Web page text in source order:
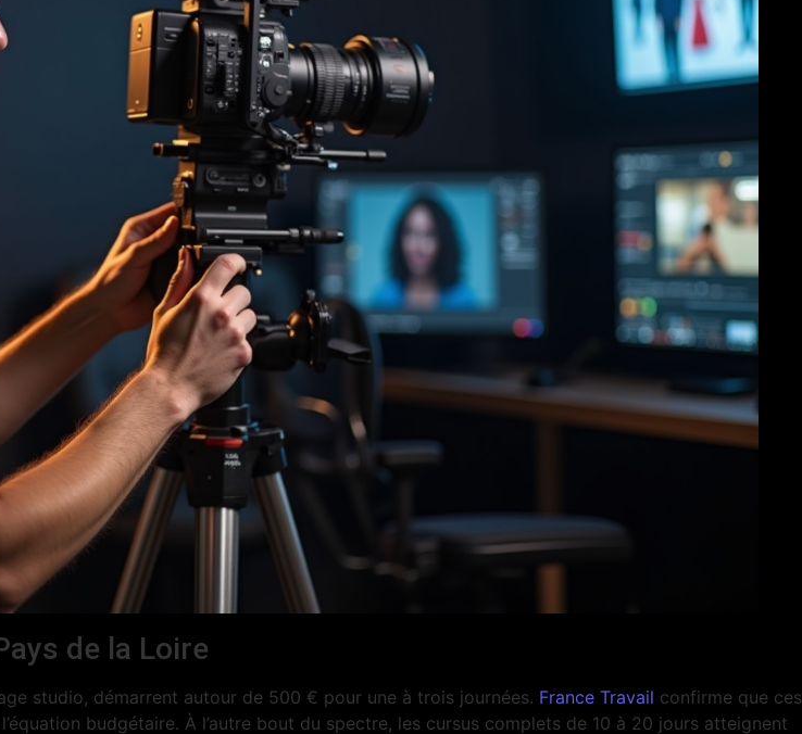
de la Loire
studio, démarrent autour de 500 € pour une à trois journées. France Travail confirme que ces
budgétaire. À l’autre bout du spectre, les cursus complets de 10 à 20 jours atteignent